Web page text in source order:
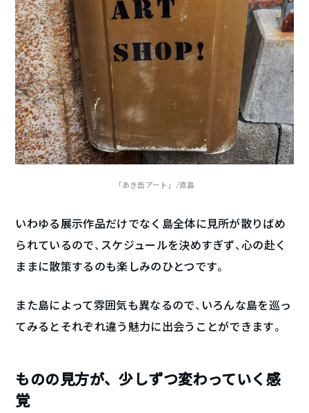
「あき缶アート」/直島
いわゆる展示作品だけでなく島全体に見所が散りばめ
られているので、スケジュールを決めすぎず、心の赴く
ままに散策するのも楽しみのひとつです。
また島によって雰囲気も異なるので、いろんな島を巡っ
てみるとそれぞれ違う魅力に出会うことができます。
ものの見方が、少しずつ変わっていく感
覚